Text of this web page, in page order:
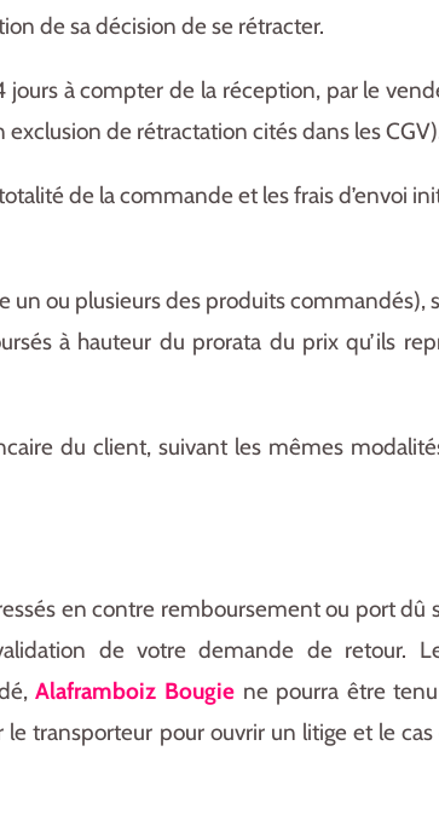
de sa décision de se rétracter.
à compter de la réception, par le
de rétractation cités dans les
de la commande et les frais d’envoi
un ou plusieurs des produits
à hauteur du prorata du prix qu’ils
du client, suivant les mêmes
en contre remboursement ou port dû
de votre demande de retour.
Alaframboiz Bougiene pourra être
le transporteur pour ouvrir un litige et le